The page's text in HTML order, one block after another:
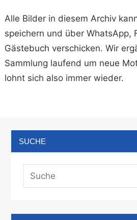
Alle Bilder in diesem Archiv
speichern und über WhatsApp,
Gästebuch verschicken. Wir
Sammlung laufend um neue
lohnt sich also immer wieder.
SUCHE